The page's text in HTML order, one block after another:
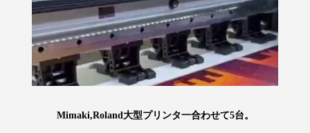
Mimaki,Roland大型プリンタ一合わせて5台。